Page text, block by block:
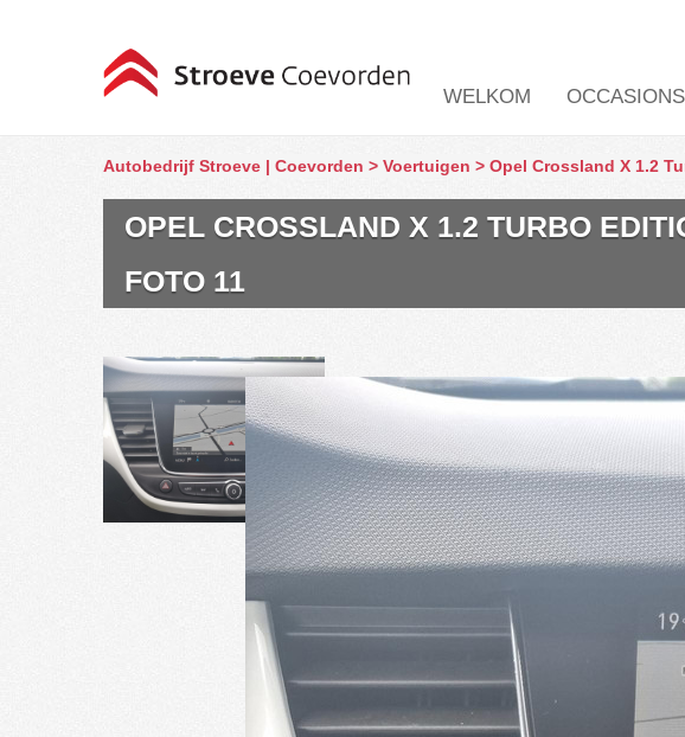
WELKOM OCCASIONS
Autobedrijf Stroeve | Coevorden > Voertuigen > Opel Crossland X 1.2
OPEL CROSSLAND X 1.2 TURBO
FOTO 11